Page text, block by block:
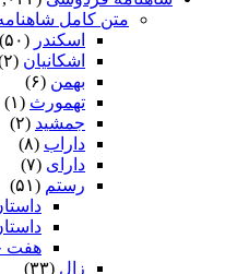
متن کامل
اسکندر (۵۰)
اشکانیان (۲)
بهمن (۶)
تهمورث (۱)
جمشید (۲)
داراب (۸)
دارای (۷)
رستم (۵۱)
هفت
زال (۳۳)